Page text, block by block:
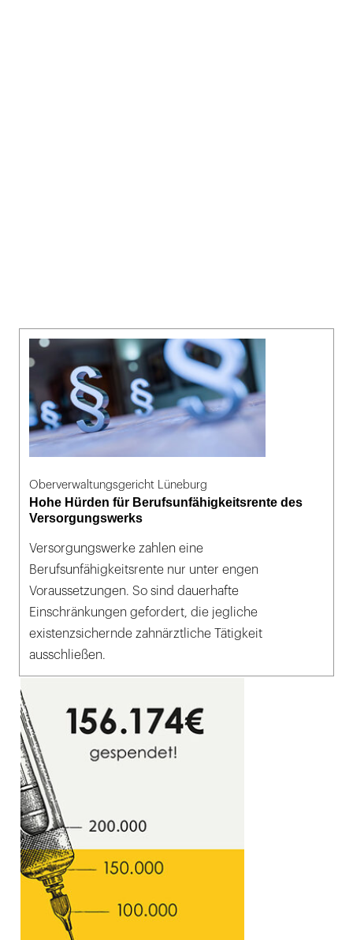
Oberverwaltungsgericht Lüneburg
Hohe Hürden für Berufsunfähigkeitsrente des
Versorgungswerks
Versorgungswerke zahlen eine
Berufsunfähigkeitsrente nur unter engen
Voraussetzungen. So sind dauerhafte
Einschränkungen gefordert, die jegliche
existenzsichernde zahnärztliche Tätigkeit
ausschließen.